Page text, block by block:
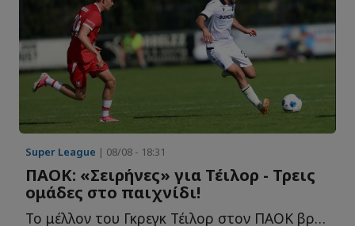
Super League | 08/08 - 18:31
ΠΑΟΚ: «Σειρήνες» για Τέιλορ - Τρεις
ομάδες στο παιχνίδι!
Το μέλλον του Γκρεγκ Τέιλορ στον ΠΑΟΚ βρίσκεται στο ε...